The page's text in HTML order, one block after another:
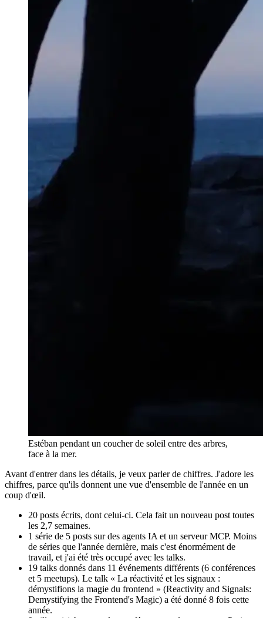
Estéban pendant un coucher de soleil entre des arbres,
face à la mer.
Avant d'entrer dans les détails, je veux parler de chiffres. J'adore les
chiffres, parce qu'ils donnent une vue d'ensemble de l'année en un
coup d'œil.
20 posts écrits, dont celui-ci. Cela fait un nouveau post toutes
les 2,7 semaines.
1 série de 5 posts sur des agents IA et un serveur MCP. Moins
de séries que l'année dernière, mais c'est énormément de
travail, et j'ai été très occupé avec les talks.
19 talks donnés dans 11 événements différents (6 conférences
et 5 meetups). Le talk « La réactivité et les signaux :
démystifions la magie du frontend » (Reactivity and Signals:
Demystifying the Frontend's Magic) a été donné 8 fois cette
année.